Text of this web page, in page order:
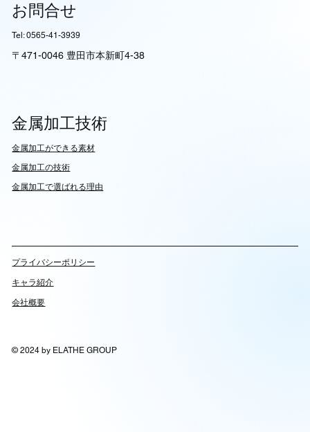
お問合せ
Tel: 0565-41-3939
〒471-0046 豊田市本新町4-38
金属加工技術
​金属加工ができる素材
​金属加工の技術
金属加工で選ばれる理由
© 2024 by ELATHE GROUP
​プライバシーポリシー
キャラ紹介
会社概要